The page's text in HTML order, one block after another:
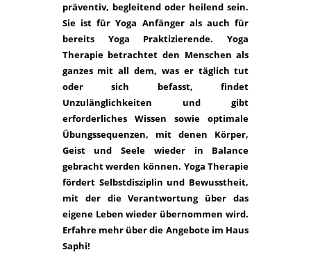
präventiv, begleitend oder heilend sein.
Sie ist für Yoga Anfänger als auch für
bereits Yoga Praktizierende. Yoga
Therapie betrachtet den Menschen als
ganzes mit all dem, was er täglich tut
oder sich befasst, findet
Unzulänglichkeiten und gibt
erforderliches Wissen sowie optimale
Übungssequenzen, mit denen Körper,
Geist und Seele wieder in Balance
gebracht werden können. Yoga Therapie
fördert Selbstdisziplin und Bewusstheit,
mit der die Verantwortung über das
eigene Leben wieder übernommen wird.
Erfahre mehr über die Angebote im Haus
Saphi!